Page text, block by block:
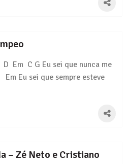
Em C G Eu sei que nunca me
que sempre esteve
– Zé Neto e Cristiano